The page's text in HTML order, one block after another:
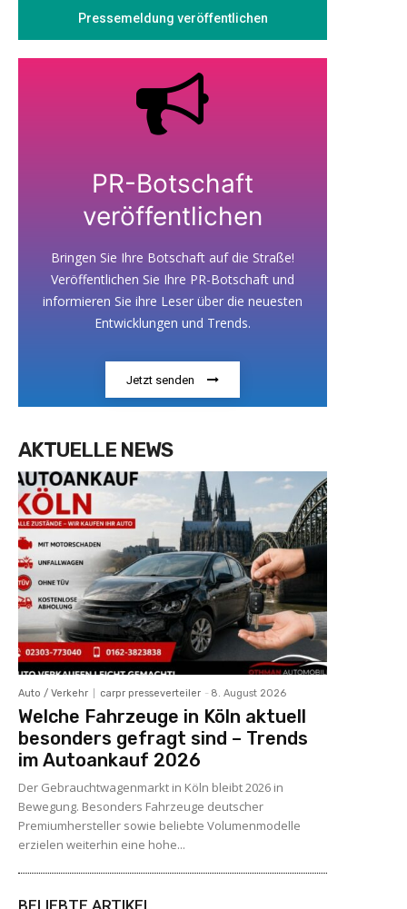
Pressemeldung veröffentlichen
PR-Botschaft
veröffentlichen
Bringen Sie Ihre Botschaft auf die Straße!
Veröffentlichen Sie Ihre PR-Botschaft und
informieren Sie ihre Leser über die neuesten
Entwicklungen und Trends.
Jetzt senden
AKTUELLE NEWS
Auto / Verkehr carpr presseverteiler - 8. August 2026
Welche Fahrzeuge in Köln aktuell
besonders gefragt sind – Trends
im Autoankauf 2026
Der Gebrauchtwagenmarkt in Köln bleibt 2026 in
Bewegung. Besonders Fahrzeuge deutscher
Premiumhersteller sowie beliebte Volumenmodelle
erzielen weiterhin eine hohe...